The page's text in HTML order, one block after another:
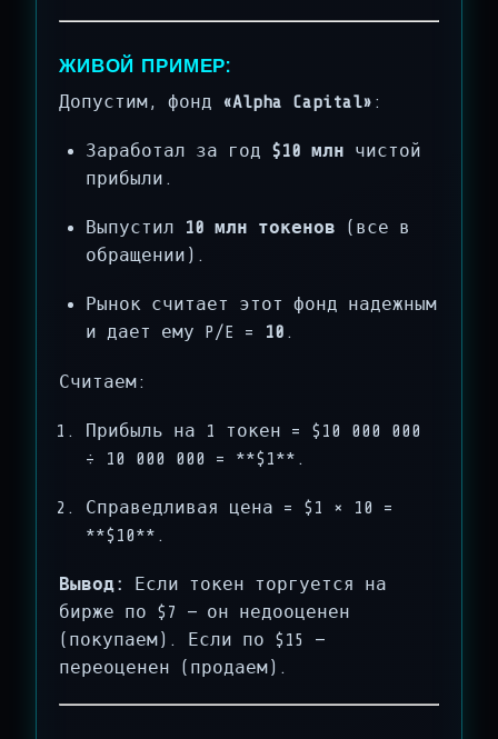
ЖИВОЙ ПРИМЕР:
Допустим, фонд «Alpha Capital» :
Заработал за год $10 млн чистой
прибыли.
Выпустил 10 млн токенов (все в
обращении).
Рынок считает этот фонд надежным
и дает ему P/E =
10 .
Считаем:
Прибыль на 1 токен = $10 000 000
÷ 10 000 000 = **$1**.
Справедливая цена = $1 × 10 =
**$10**.
Вывод:
Если токен торгуется на
бирже по $7 — он недооценен
(покупаем). Если по $15 —
переоценен (продаем).